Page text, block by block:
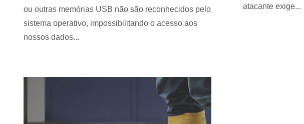
ou outras memórias USB não são reconhecidos pelo
sistema operativo, impossibilitando o acesso aos
nossos dados...
atacante exige...